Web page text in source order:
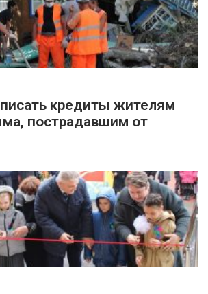
кредиты жителям
пострадавшим от